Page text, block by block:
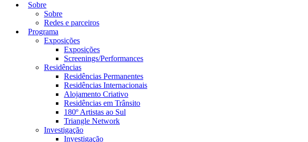
Sobre
Sobre
Redes e parceiros
Programa
Exposições
Exposições
Screenings/Performances
Residências
Residências Permanentes
Residências Internacionais
Alojamento Criativo
Residências em Trânsito
180º Artistas ao Sul
Triangle Network
Investigação
Investigação